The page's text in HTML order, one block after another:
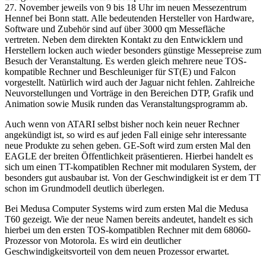
27. November jeweils von 9 bis 18 Uhr im neuen Messezentrum
Hennef bei Bonn statt. Alle bedeutenden Hersteller von Hardware,
Software und Zubehör sind auf über 3000 qm Messefläche
vertreten. Neben dem direkten Kontakt zu den Entwicklern und
Herstellern locken auch wieder besonders günstige Messepreise zum
Besuch der Veranstaltung. Es werden gleich mehrere neue TOS-
kompatible Rechner und Beschleuniger für ST(E) und Falcon
vorgestellt. Natürlich wird auch der Jaguar nicht fehlen. Zahlreiche
Neuvorstellungen und Vorträge in den Bereichen DTP, Grafik und
Animation sowie Musik runden das Veranstaltungsprogramm ab.
Auch wenn von ATARI selbst bisher noch kein neuer Rechner
angekündigt ist, so wird es auf jeden Fall einige sehr interessante
neue Produkte zu sehen geben. GE-Soft wird zum ersten Mal den
EAGLE der breiten Öffentlichkeit präsentieren. Hierbei handelt es
sich um einen TT-kompatiblen Rechner mit modularen System, der
besonders gut ausbaubar ist. Von der Geschwindigkeit ist er dem TT
schon im Grundmodell deutlich überlegen.
Bei Medusa Computer Systems wird zum ersten Mal die Medusa
T60 gezeigt. Wie der neue Namen bereits andeutet, handelt es sich
hierbei um den ersten TOS-kompatiblen Rechner mit dem 68060-
Prozessor von Motorola. Es wird ein deutlicher
Geschwindigkeitsvorteil von dem neuen Prozessor erwartet.